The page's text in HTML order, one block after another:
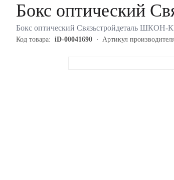
Бокс оптический
Бокс оптический Связьстройдеталь
Код товара: iD-00041690 Артикул